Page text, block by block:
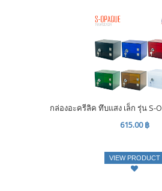
กล่องอะครีลิค ทึบแสง เล็ก รุ่น S-
615.00 ฿
VIEW PRODUCT